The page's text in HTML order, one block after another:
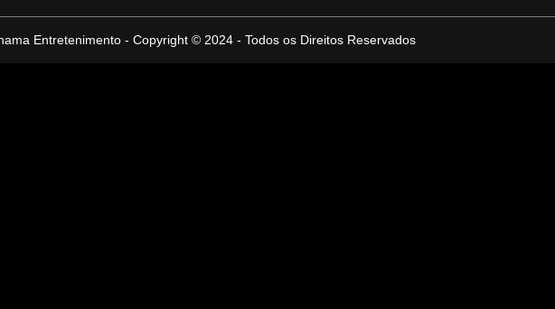
Entretenimento - Copyright © 2024 - Todos os Direitos Reservados